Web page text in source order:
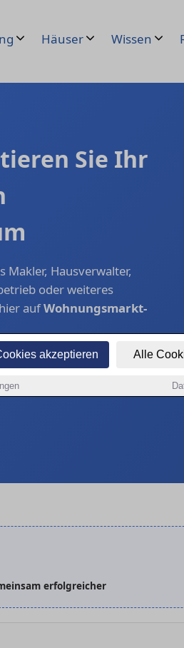
akzeptieren Alle
Häuser Wissen
Sie Ihr
Makler, Hausverwalter,
oder weiteres
aufWohnungsmarkt-
1A-Portale (über 25 Jahre
Stadtportale.
erfolgreicher